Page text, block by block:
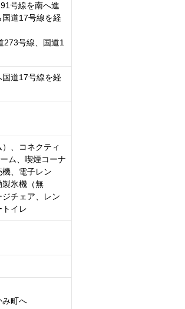
号線を南へ進
道17号線を経
273号線、国道1
道17号線を経
、コネクティ
ム、喫煙コーナ
、電子レン
製氷機（無
チェア、レン
トイレ
み町へ